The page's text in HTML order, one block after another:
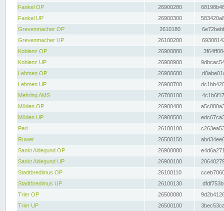
Fankel OP
26900280
Fankel UP
26900300
Grevenmacher OP
2610180
Grevenmacher UP
26100200
Koblenz OP
26900880
Koblenz UP
26900900
Lehmen OP
26900680
Lehmen UP
26900700
Mehring AMS
26700100
Müden OP
26900480
Müden UP
26900500
Perl
26100100
Ruwer
26500150
Sankt Aldegund OP
26900080
Sankt Aldegund UP
26900100
Stadtbredimus OP
26100110
Stadtbredimus UP
26100130
Trier OP
26500080
Trier UP
26500100